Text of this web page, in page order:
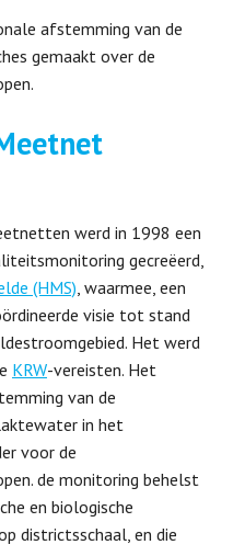
afstemming van de
gemaakt over de
werd in 1998 een
gecreëerd,
(HMS), waarmee, een
visie tot stand
Het werd
KRW-vereisten. Het
van de
in het
voor de
de monitoring behelst
en biologische
districtsschaal, en die